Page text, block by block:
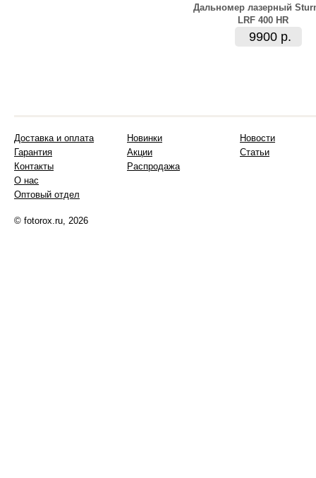
Дальномер лазерный
LRF 400 HR
9900 р.
Доставка и оплата
Гарантия
Контакты
О нас
Оптовый отдел
Новинки
Акции
Распродажа
Новости
Статьи
© fotorox.ru, 2026